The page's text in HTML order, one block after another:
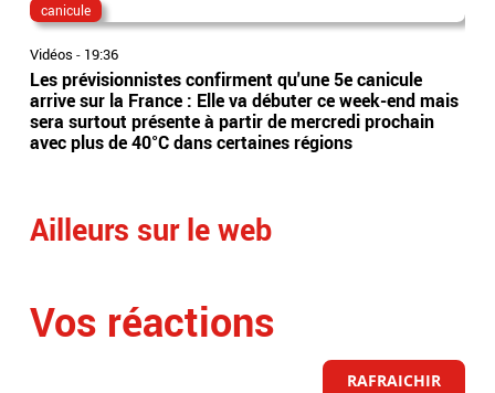
canicule
Vidéos - 19:36
Les prévisionnistes confirment qu'une 5e canicule
arrive sur la France : Elle va débuter ce week-end mais
sera surtout présente à partir de mercredi prochain
avec plus de 40°C dans certaines régions
Ailleurs sur le web
Vos réactions
RAFRAICHIR